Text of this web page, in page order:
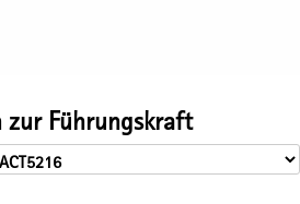
zur Führungskraft